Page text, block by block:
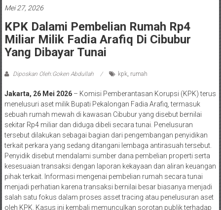
Mei 27, 2026
KPK Dalami Pembelian Rumah Rp4
Miliar Milik Fadia Arafiq Di Cibubur
Yang Dibayar Tunai
Diposkan Oleh:Goken Abdullah kpk, rumah
Jakarta, 26 Mei 2026– Komisi Pemberantasan Korupsi (KPK) terus
menelusuri aset milik Bupati Pekalongan Fadia Arafiq, termasuk
sebuah rumah mewah di kawasan Cibubur yang disebut bernilai
sekitar Rp4 miliar dan diduga dibeli secara tunai. Penelusuran
tersebut dilakukan sebagai bagian dari pengembangan penyidikan
terkait perkara yang sedang ditangani lembaga antirasuah tersebut.
Penyidik disebut mendalami sumber dana pembelian properti serta
kesesuaian transaksi dengan laporan kekayaan dan aliran keuangan
pihak terkait. Informasi mengenai pembelian rumah secara tunai
menjadi perhatian karena transaksi bernilai besar biasanya menjadi
salah satu fokus dalam proses asset tracing atau penelusuran aset
oleh KPK. Kasus ini kembali memunculkan sorotan publik terhadap